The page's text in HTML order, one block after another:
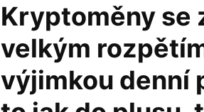
Kryptoměny se
velkým
výjimkou denní